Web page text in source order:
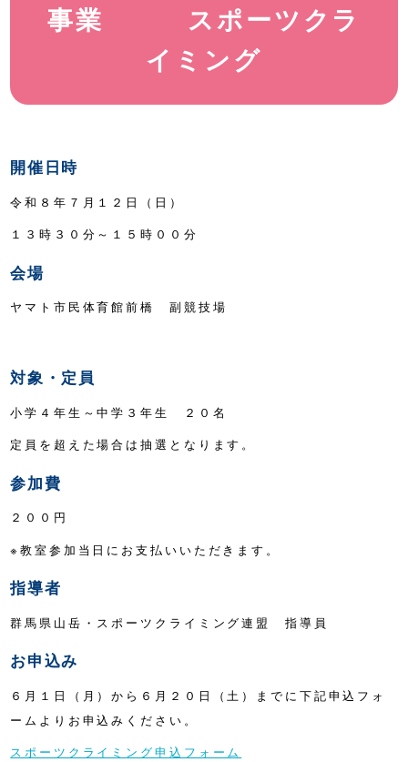
事業 スポーツクラ
イミング
開催日時
令和８年７月１２日（日）
１３時３０分～１５時００分
会場
ヤマト市民体育館前橋 副競技場
対象・定員
小学４年生～中学３年生 ２０名
定員を超えた場合は抽選となります。
参加費
２００円
※教室参加当日にお支払いいただきます。
指導者
群馬県山岳・スポーツクライミング連盟 指導員
お申込み
６月１日（月）から６月２０日（土）までに下記申込フォ
ームよりお申込みください。
スポーツクライミング申込フォーム